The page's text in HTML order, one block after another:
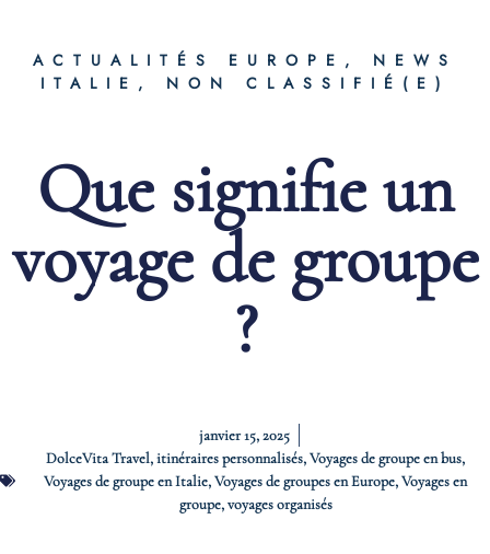
ACTUALITÉS EUROPE , NEWS
ITALIE , NON CLASSIFIÉ(E)
Que signifie un
voyage de groupe
?
janvier 15, 2025
DolceVita Travel,itinéraires personnalisés,Voyages de groupe en bus,
Voyages de groupe en Italie,Voyages de groupes en Europe,Voyages en
groupe,voyages organisés